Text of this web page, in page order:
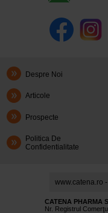
Despre Noi
Articole
Prospecte
Politica De
Confidentialitate
www.catena.ro
CATENA PHARMA
Nr. Registrul